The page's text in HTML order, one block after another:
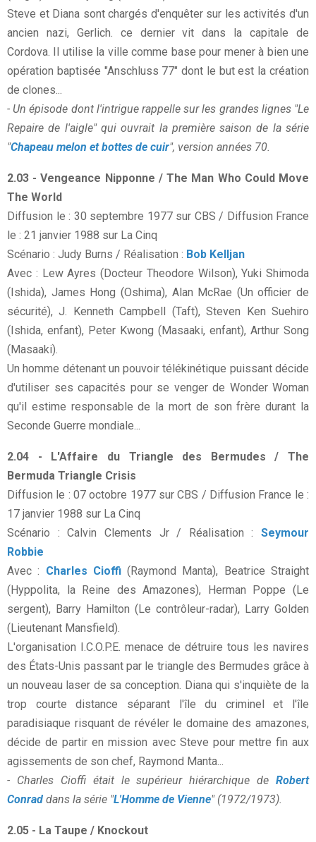
Steve et Diana sont chargés d'enquêter sur les activités d'un
ancien nazi, Gerlich. ce dernier vit dans la capitale de
Cordova. Il utilise la ville comme base pour mener à bien une
opération baptisée "Anschluss 77" dont le but est la création
de clones...
- Un épisode dont l'intrigue rappelle sur les grandes lignes "Le
Repaire de l'aigle" qui ouvrait la première saison de la série
"Chapeau melon et bottes de cuir", version années 70.
2.03 - Vengeance Nipponne / The Man Who Could Move
The World
Diffusion le : 30 septembre 1977 sur CBS / Diffusion France
le : 21 janvier 1988 sur La Cinq
Scénario : Judy Burns / Réalisation : Bob Kelljan
Avec : Lew Ayres (Docteur Theodore Wilson), Yuki Shimoda
(Ishida), James Hong (Oshima), Alan McRae (Un officier de
sécurité), J. Kenneth Campbell (Taft), Steven Ken Suehiro
(Ishida, enfant), Peter Kwong (Masaaki, enfant), Arthur Song
(Masaaki).
Un homme détenant un pouvoir télékinétique puissant décide
d'utiliser ses capacités pour se venger de Wonder Woman
qu'il estime responsable de la mort de son frère durant la
Seconde Guerre mondiale...
2.04 - L'Affaire du Triangle des Bermudes / The
Bermuda Triangle Crisis
Diffusion le : 07 octobre 1977 sur CBS / Diffusion France le :
17 janvier 1988 sur La Cinq
Scénario : Calvin Clements Jr / Réalisation : Seymour
Robbie
Avec : Charles Cioffi(Raymond Manta), Beatrice Straight
(Hyppolita, la Reine des Amazones), Herman Poppe (Le
sergent), Barry Hamilton (Le contrôleur-radar), Larry Golden
(Lieutenant Mansfield).
L'organisation I.C.O.P.E. menace de détruire tous les navires
des États-Unis passant par le triangle des Bermudes grâce à
un nouveau laser de sa conception. Diana qui s'inquiète de la
trop courte distance séparant l'île du criminel et l'île
paradisiaque risquant de révéler le domaine des amazones,
décide de partir en mission avec Steve pour mettre fin aux
agissements de son chef, Raymond Manta...
- Charles Cioffi était le supérieur hiérarchique de Robert
Conrad dans la série "L'Homme de Vienne" (1972/1973).
2.05 - La Taupe / Knockout